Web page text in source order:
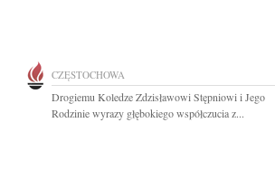
CZĘSTOCHOWA
Drogiemu Koledze Zdzisławowi Stępniowi i Jego
Rodzinie wyrazy głębokiego współczucia z...